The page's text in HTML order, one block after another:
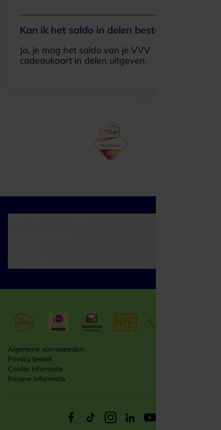
Kan ik het saldo in delen besteden?
Ja, je mag het saldo van je VVV
cadeaukaart in delen uitgeven.
Algemene voorwaarden
Privacy beleid
Cookie informatie
Review informatie